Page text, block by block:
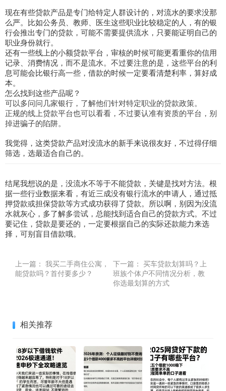
现在有些贷款产品是专门给特定人群设计的，对流水的要求没那
么严。比如公务员、教师、医生这些职业比较稳定的人，有的银
行会推出专门的贷款，可能不需要提供流水，只要能证明自己的
职业身份就行。
还有一些线上的小额贷款平台，审核的时候可能更看重你的信用
记录、消费情况，而不是流水。不过要注意的是，这些平台的利
息可能会比银行高一些，借款的时候一定要看清楚利率，算好成
本。
怎么找到这些产品呢？
可以多问问几家银行，了解他们针对特定职业的贷款政策。
正规的线上贷款平台也可以看看，不过要认准有资质的平台，别
掉进骗子的陷阱。
我觉得，这类贷款产品对没流水的新手来说很友好，不过得仔细
筛选，选最适合自己的。
结尾我想说的是，没流水不等于不能贷款，关键是找对方法。根
据一些行业数据来看，有近三成没有银行流水的申请人，通过抵
押贷款或担保贷款等方式成功获得了贷款。所以啊，别因为没流
水就灰心，多了解多尝试，总能找到适合自己的贷款方式。不过
要记住，贷款是要还的，一定要根据自己的实际还款能力来选
择，可别盲目借款哦。
上一篇： 我买二手商住公寓，
能贷款吗？首付要多少？
下一篇： 买车贷款划算吗？上
班族个体户不同情况分析，教
你选最划算的方式
相关推荐